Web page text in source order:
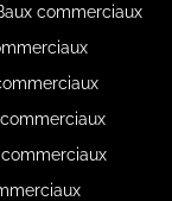
commerciaux